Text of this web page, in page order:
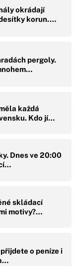
okrádají
korun.…
pergoly.
každá
Kdo jí…
Dnes ve 20:00
skládací
motivy?…
o peníze i